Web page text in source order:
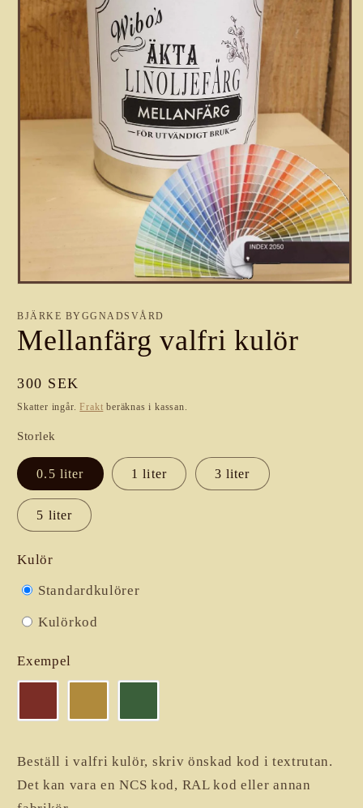
1
modalfönster
BJÄRKE BYGGNADSVÅRD
Mellanfärg valfri kulör
Ordinarie
pris
300 SEK
Skatter ingår.Frakt beräknas i kassan.
Storlek
0.5 liter 1 liter 3 liter
5 liter
Kulör
Standardkulörer
Kulörkod
Exempel
Beställ i valfri kulör, skriv önskad kod i textrutan.
Det kan vara en NCS kod, RAL kod eller annan